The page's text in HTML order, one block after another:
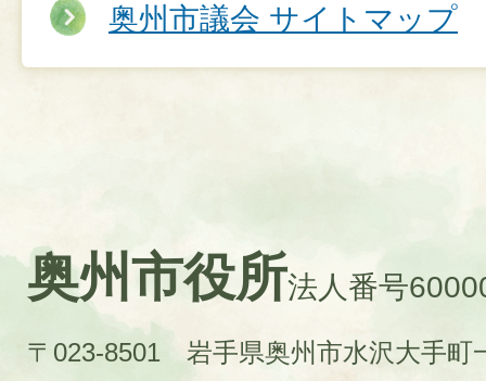
奥州市議会 サイトマップ
奥州市役所法人番号
〒023-8501 岩手県奥州市水沢大手町